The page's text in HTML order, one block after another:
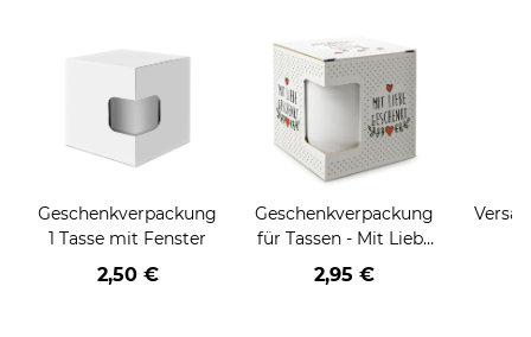
Geschenkverpackung
1 Tasse mit Fenster
2,50 €
Geschenkverpackung
für Tassen - Mit Liebe
geschenkt
2,95 €